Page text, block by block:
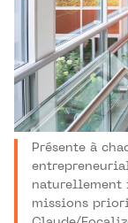
Présente à
naturellement
missions